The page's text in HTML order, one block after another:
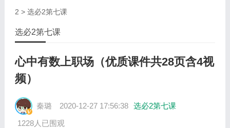
2 > 选必2第七课
选必2第七课
心中有数上职场（优质课件共28页含4视
频）
秦璐 2020-12-27 17:56:38 选必2第七课
1228人已围观